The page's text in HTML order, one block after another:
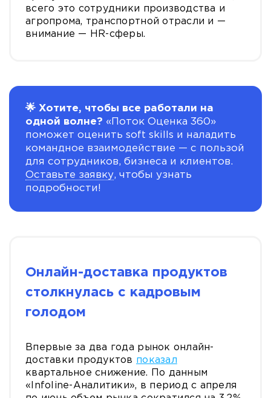
всего это сотрудники производства и
агропрома, транспортной отрасли и —
внимание — HR-сферы.
🌟 Хотите, чтобы все работали на
одной волне? «Поток Оценка 360»
поможет оценить soft skills и наладить
командное взаимодействие — с пользой
для сотрудников, бизнеса и клиентов.
Оставьте заявку, чтобы узнать
подробности!
Онлайн-доставка продуктов
столкнулась с кадровым
голодом
Впервые за два года рынок онлайн-
доставки продуктов показал
квартальное снижение. По данным
«Infoline-Аналитики», в период с апреля